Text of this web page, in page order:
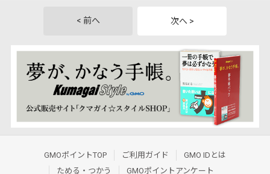
< 前へ 次へ >
GMOポイントTOP ご利用ガイド
GMO IDとは
ためる・つかう
GMOポイントアンケート